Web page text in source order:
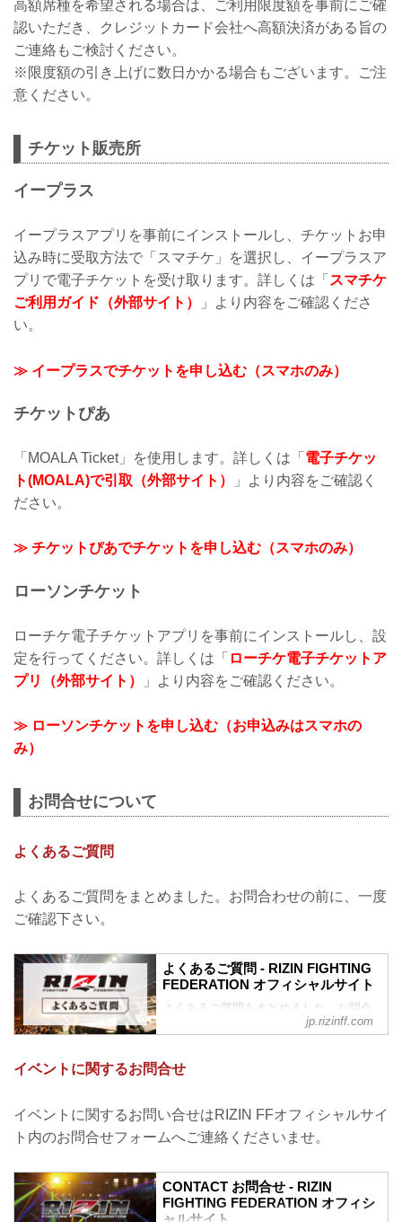
高額席種を希望される場合は、ご利用限度額を事前にご確
認いただき、クレジットカード会社へ高額決済がある旨の
ご連絡もご検討ください。
※限度額の引き上げに数日かかる場合もございます。ご注
意ください。
チケット販売所
イープラス
イープラスアプリを事前にインストールし、チケットお申
込み時に受取方法で「スマチケ」を選択し、イープラスア
プリで電子チケットを受け取ります。詳しくは「 スマチケ
ご利用ガイド（外部サイト）
」より内容をご確認くださ
い。
≫ イープラスでチケットを申し込む（スマホのみ）
チケットぴあ
「MOALA Ticket」を使用します。詳しくは「 電子チケッ
ト(MOALA)で引取（外部サイト）
」より内容をご確認く
ださい。
≫ チケットぴあでチケットを申し込む（スマホのみ）
ローソンチケット
ローチケ電子チケットアプリを事前にインストールし、設
定を行ってください。詳しくは「 ローチケ電子チケットア
プリ（外部サイト）
」より内容をご確認ください。
≫ ローソンチケットを申し込む（お申込みはスマホの
み）
お問合せについて
よくあるご質問
よくあるご質問をまとめました。お問合わせの前に、一度
ご確認下さい。
よくあるご質問 - RIZIN FIGHTING
FEDERATION オフィシャルサイト
よくあるご質問をまとめました。お問合
わせの前に、一度ご確認下さい。
Q.1 より良い席で観戦したいのですが、
どの先行でチケットを買うと一番良い席
A. より良い席のご案内は、以下の順番と
なります。
①ファンクラブ先行（超強者）
CLUB先行
③先行販売（オフィシャルサイト先行・
プレイガイド先行・番組・チラシ等 順不
jp.rizinff.com
イベントに関するお問合せ
イベントに関するお問い合せはRIZIN FFオフィシャルサイ
ト内のお問合せフォームへご連絡くださいませ。
CONTACT お問合せ - RIZIN
FIGHTING FEDERATION オフィシ
ャルサイト